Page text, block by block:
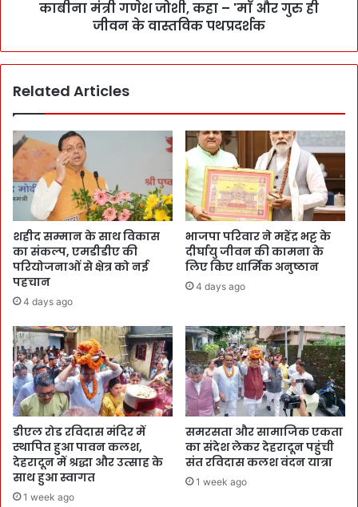
काबीना मंत्री गणेश जोशी, कहा – 'माँ और गुरु ही
जीवन के वास्तविक पथप्रदर्शक
Related Articles
शहीद सम्मान के साथ विकास
का संकल्प, एमडीडीए की
परियोजनाओं से क्षेत्र को नई
पहचान
4 days ago
भाजपा परिवार ने महेंद्र भट्ट के
दीर्घायु जीवन की कामना के
लिए किए धार्मिक अनुष्ठान
4 days ago
डीएल रोड रविदास मंदिर में
स्थापित हुआ पावन कलश,
देहरादून में श्रद्धा और उत्साह के
साथ हुआ स्वागत
1 week ago
समरसता और सामाजिक एकता
का संदेश लेकर देहरादून पहुंची
संत रविदास कलश वंदन यात्रा
1 week ago